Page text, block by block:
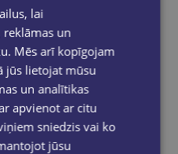
to cart
lai
reklāmas un
Mēs arī kopīgojam
jūs lietojat mūsu
un analītikas
apvienot ar citu
sniedzis vai ko
jūsu